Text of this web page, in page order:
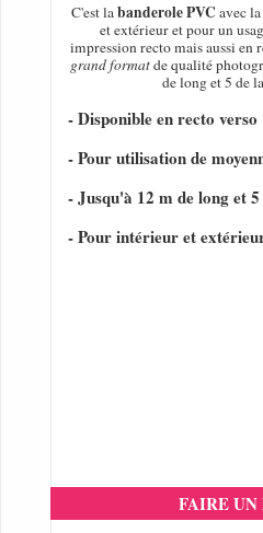
C'est labanderole PVC avec
et extérieur et pour un
impression recto mais aussi en
grand formatde qualité
de long et 5 de
- Disponible en recto verso
- Pour utilisation de
- Jusqu'à 12 m de long et
- Pour intérieur et
FAIRE UN